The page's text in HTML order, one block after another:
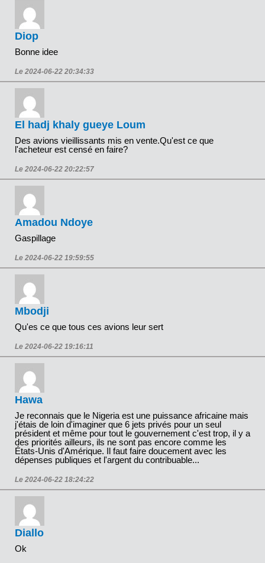
Diop
Bonne idee
Le 2024-06-22 20:34:33
El hadj khaly gueye Loum
Des avions vieillissants mis en vente.Qu'est ce que
l'acheteur est censé en faire?
Le 2024-06-22 20:22:57
Amadou Ndoye
Gaspillage
Le 2024-06-22 19:59:55
Mbodji
Qu'es ce que tous ces avions leur sert
Le 2024-06-22 19:16:11
Hawa
Je reconnais que le Nigeria est une puissance africaine mais
j'étais de loin d'imaginer que 6 jets privés pour un seul
président et même pour tout le gouvernement c'est trop, il y a
des priorités ailleurs, ils ne sont pas encore comme les
États-Unis d'Amérique. Il faut faire doucement avec les
dépenses publiques et l'argent du contribuable...
Le 2024-06-22 18:24:22
Diallo
Ok